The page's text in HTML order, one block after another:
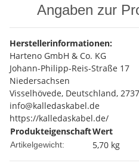
Angaben zur
Herstellerinformationen:
Harteno GmbH & Co. KG
Johann-Philipp-Reis-Straße 17
Niedersachsen
Visselhövede, Deutschland,
info@kalledaskabel.de
https://kalledaskabel.de/
ProdukteigenschaftWert
Artikelgewicht: 5,70 kg